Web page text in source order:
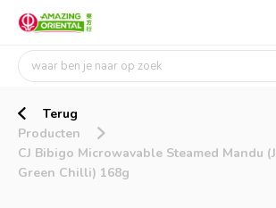
Terug
Producten
CJ Bibigo Microwavable Steamed Mandu
Green Chilli) 168g